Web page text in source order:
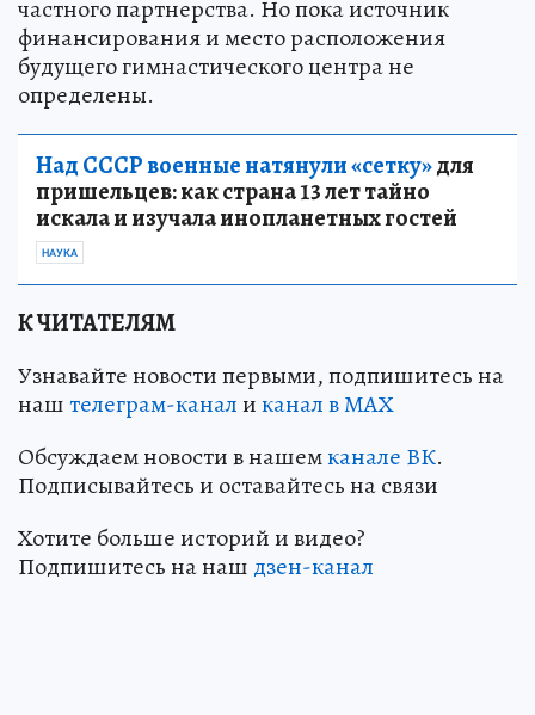
частного партнерства. Но пока источник
финансирования и место расположения
будущего гимнастического центра не
определены.
Над СССР военные натянули «сетку»для
пришельцев: как страна 13 лет тайно
искала и изучала инопланетных гостей
НАУКА
К ЧИТАТЕЛЯМ
Узнавайте новости первыми, подпишитесь на
наштелеграм-каналиканал в МАХ
Обсуждаем новости в нашемканале ВК.
Подписывайтесь и оставайтесь на связи
Хотите больше историй и видео?
Подпишитесь на наш дзен-канал